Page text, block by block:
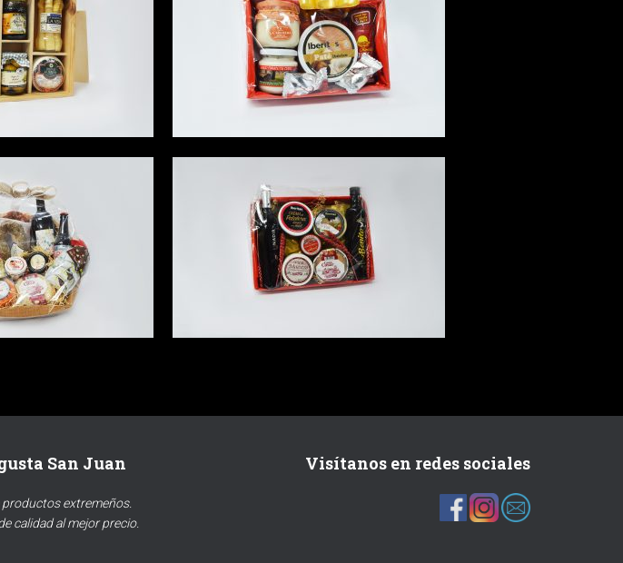
San Juan
productos extremeños.
calidad al mejor precio.
Visítanos en redes sociales